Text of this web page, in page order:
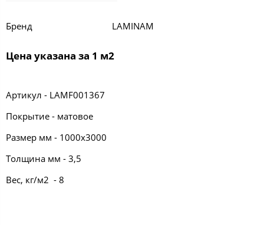
Бренд LAMINAM
Цена указана за 1 м2
Артикул - LAMF001367
Покрытие - матовое
Размер мм - 1000х3000
Толщина мм - 3,5
Вес, кг/м2 - 8